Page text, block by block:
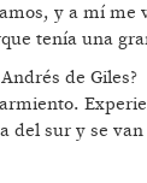
y a mí me
tenía una
de Giles?
del sur y se